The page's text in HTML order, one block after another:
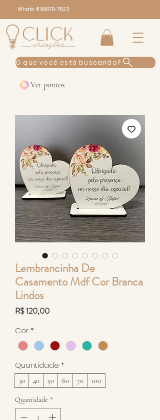
Whats:41 99875-7623
O que você está buscando?
Ver pontos
Lembrancinha De
Casamento Mdf Cor Branca
Lindos
R$ 120,00Preço
Cor *
Quantidade *
30 40 50 60 70 100
Quantidade *